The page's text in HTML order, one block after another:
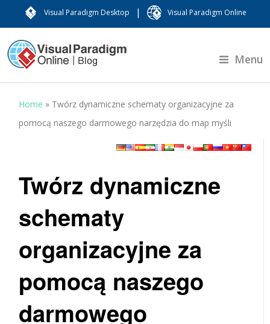
Visual Paradigm Desktop | Visual Paradigm Online
Menu
Home » Twórz dynamiczne schematy organizacyjne za
pomocą naszego darmowego narzędzia do map myśli
Twórz dynamiczne
schematy
organizacyjne za
pomocą naszego
darmowego